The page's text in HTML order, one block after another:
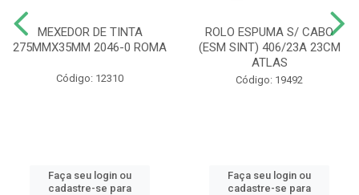
MEXEDOR DE TINTA
275MMX35MM 2046-0 ROMA
Código: 12310
Faça seu login ou
cadastre-se para
ROLO ESPUMA S/ CABO
(ESM SINT) 406/23A 23CM
ATLAS
Código: 19492
Faça seu login ou
cadastre-se para